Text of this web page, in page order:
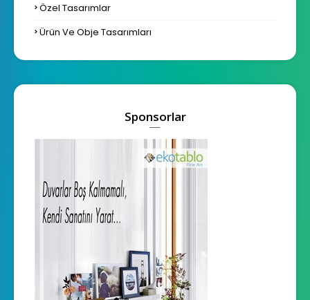
Özel Tasarımlar
Ürün Ve Obje Tasarımları
Sponsorlar